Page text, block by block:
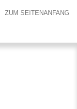
ZUM SEITENANFANG